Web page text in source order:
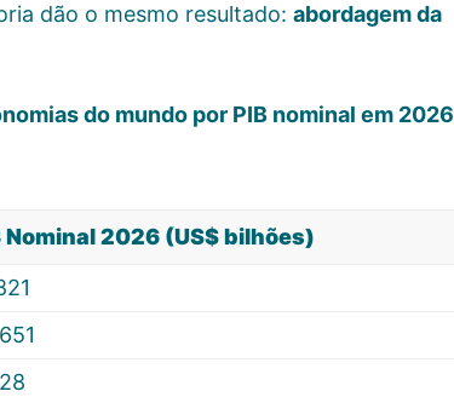
dão o mesmo resultado: abordagem da
do mundo por PIB nominal em 2026
Nominal 2026 (US$ bilhões)